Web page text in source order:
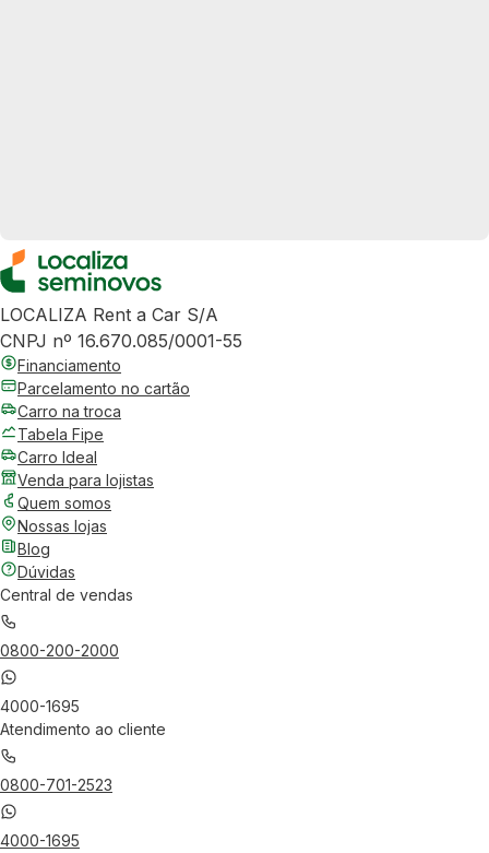
LOCALIZA Rent a Car S/A
CNPJ nº 16.670.085/0001-55
Financiamento
Parcelamento no cartão
Carro na troca
Tabela Fipe
Carro Ideal
Venda para lojistas
Quem somos
Nossas lojas
Blog
Dúvidas
Central de vendas
0800-200-2000
4000-1695
Atendimento ao cliente
0800-701-2523
4000-1695